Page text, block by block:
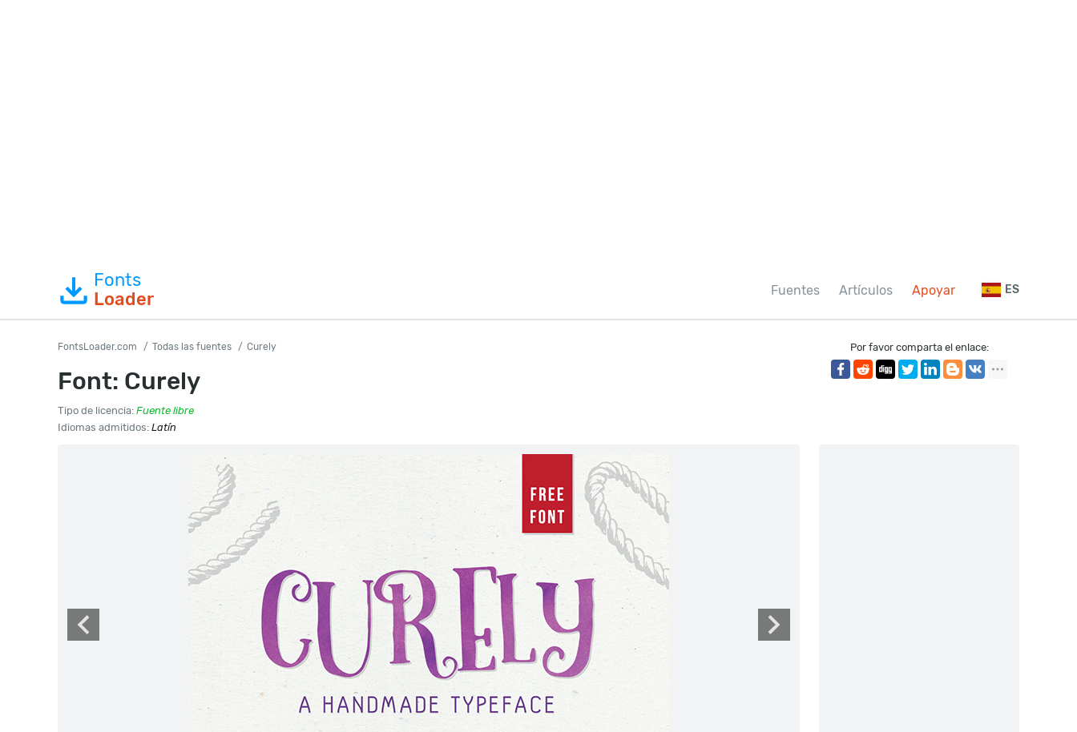
Fonts
Loader
Fuentes Artículos Apoyar ES
FontsLoader.com Todas las fuentes Curely
Font: Curely
Tipo de licencia: Fuente libre
Idiomas admitidos: Latín
Por favor comparta el enlace: